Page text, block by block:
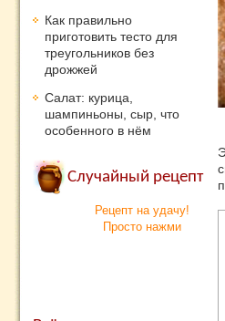
Как правильно
приготовить тесто для
треугольников без
дрожжей
Салат: курица,
шампиньоны, сыр, что
особенного в нём
Случайный рецепт
Рецепт на удачу!
Просто нажми